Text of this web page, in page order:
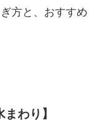
方と、おすすめ
わり】